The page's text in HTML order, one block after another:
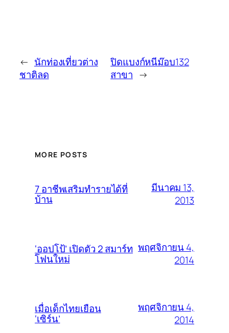
← นักท่องเที่ยวต่าง
ชาติลด
ปิดแบงก์หนีม๊อบ132
สาขา →
MORE POSTS
7 อาชีพเสริมทำรายได้ที่
บ้าน
มีนาคม 13,
2013
‘ออปโป้’ เปิดตัว 2 สมาร์ท
โฟนใหม่
พฤศจิกายน 4,
2014
เมื่อเด็กไทยเยือน
‘เซิร์น’
พฤศจิกายน 4,
2014